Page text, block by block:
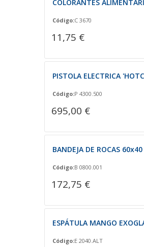
COLORANTES
Código:C 3670
11,75 €
PISTOLA ELECTRICA
Código:P 4300.500
695,00 €
BANDEJA DE ROCAS
Código:B 0800.001
172,75 €
ESPÁTULA MANGO
Código:E 2040.ALT